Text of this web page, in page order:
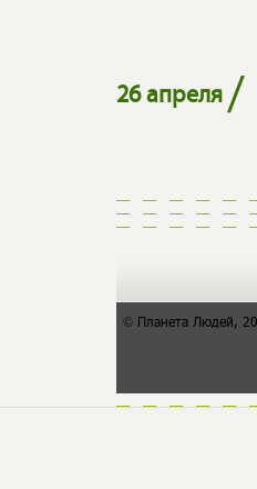
26 апреля/
© Планета Людей,